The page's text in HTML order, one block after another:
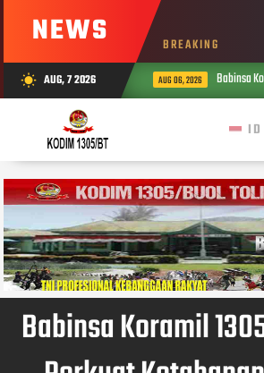
NEWS BREAKING
wb_sunny AUG, 7 2026 AUG 06, 2026 Babinsa
Babinsa Koramil